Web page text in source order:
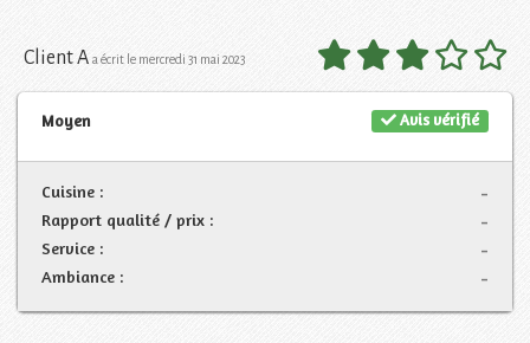
Client A a écrit le mercredi 31 mai 2023
Avis vérifié
Moyen
-
Cuisine :
-
Rapport qualité / prix :
-
Service :
-
Ambiance :